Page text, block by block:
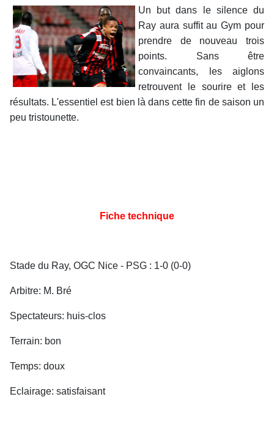
Un but dans le silence du
Ray aura suffit au Gym pour
prendre de nouveau trois
points. Sans être
convaincants, les aiglons
retrouvent le sourire et les
résultats. L'essentiel est bien là dans cette fin de saison un
peu tristounette.
Fiche technique
Stade du Ray, OGC Nice - PSG : 1-0 (0-0)
Arbitre: M. Bré
Spectateurs: huis-clos
Terrain: bon
Temps: doux
Eclairage: satisfaisant